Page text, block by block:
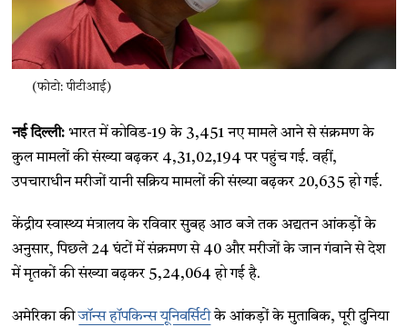
(फोटो: पीटीआई)
नई दिल्ली: भारत में कोविड-19 के 3,451 नए मामले आने से संक्रमण के
कुल मामलों की संख्या बढ़कर 4,31,02,194 पर पहुंच गई. वहीं,
उपचाराधीन मरीजों यानी सक्रिय मामलों की संख्या बढ़कर 20,635 हो गई.
केंद्रीय स्वास्थ्य मंत्रालय के रविवार सुबह आठ बजे तक अद्यतन आंकड़ों के
अनुसार, पिछले 24 घंटों में संक्रमण से 40 और मरीजों के जान गंवाने से देश
में मृतकों की संख्या बढ़कर 5,24,064 हो गई है.
अमेरिका कीजॉन्स हॉपकिन्स यूनिवर्सिटीके आंकड़ों के मुताबिक, पूरी दुनिया